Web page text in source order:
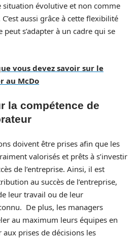
évolutive et non comme
aussi grâce à cette flexibilité
peut s’adapter à un cadre qui se
vous devez savoir sur le
au McDo
la compétence de
doivent être prises afin que les
valorisés et prêts à s’investir
de l’entreprise. Ainsi, il est
au succès de l’entreprise,
leur travail ou de leur
De plus, les managers
au maximum leurs équipes en
prises de décisions les